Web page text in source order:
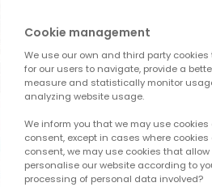
Cookie management
We use our own and third party
for our users to navigate, provide a
measure and statistically monitor
analyzing website usage.
We inform you that we may use
consent, except in cases where
consent, we may use cookies that
personalise our website according to
processing of personal data involved?